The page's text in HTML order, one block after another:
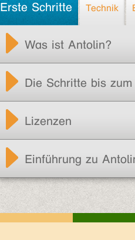
Erste Schritte Technik
Was ist Antolin?
Die Schritte bis
Lizenzen
Einführung zu